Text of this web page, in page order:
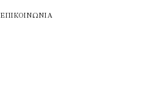
ΕΠΙΚΟΙΝΩΝΊΑ